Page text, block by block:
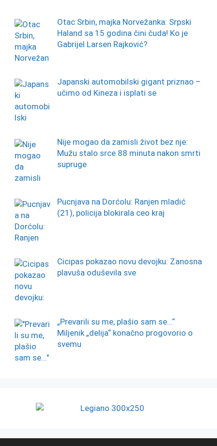
Otac Srbin, majka Norvežanka: Srpski
Haland sa 15 godina čini čuda! Ko je
Gabrijel Larsen Rajković?
Japanski automobilski gigant priznao –
učimo od Kineza i isplati se
Nije mogao da zamisli život bez nje:
Mužu stalo srce 88 minuta nakon smrti
supruge
Pucnjava na Dorćolu: Ranjen mladić
(21), policija blokirala ceo kraj
Cicipas pokazao novu devojku: Zanosna
plavuša oduševila sve
„Prevarili su me, plašio sam se…“
Miljenik „delija“ konačno progovorio o
svemu